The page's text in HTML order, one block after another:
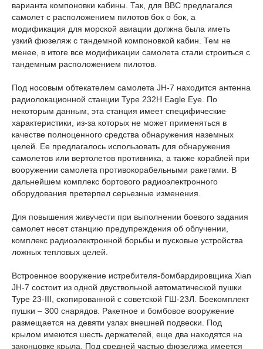
варианта компоновки кабины. Так, для ВВС предлагался
самолет с расположением пилотов бок о бок, а
модификация для морской авиации должна была иметь
узкий фюзеляж с тандемной компоновкой кабин. Тем не
менее, в итоге все модификации самолета стали строиться с
тандемным расположением пилотов.
Под носовым обтекателем самолета JH-7 находится антенна
радиолокационной станции Type 232H Eagle Eye. По
некоторым данным, эта станция имеет специфические
характеристики, из-за которых не может применяться в
качестве полноценного средства обнаружения наземных
целей. Ее предлагалось использовать для обнаружения
самолетов или вертолетов противника, а также кораблей при
вооружении самолета противокорабельными ракетами. В
дальнейшем комплекс бортового радиоэлектронного
оборудования претерпел серьезные изменения.
Для повышения живучести при выполнении боевого задания
самолет несет станцию предупреждения об облучении,
комплекс радиоэлектронной борьбы и пусковые устройства
ложных тепловых целей.
Встроенное вооружение истребителя-бомбардировщика Xian
JH-7 состоит из одной двуствольной автоматической пушки
Type 23-III, скопированной с советской ГШ-23Л. Боекомплект
пушки – 300 снарядов. Ракетное и бомбовое вооружение
размещается на девяти узлах внешней подвески. Под
крылом имеются шесть держателей, еще два находятся на
законцовке крыла. Под средней частью фюзеляжа имеется